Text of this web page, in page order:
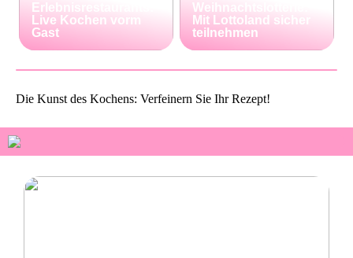
Erlebnisrestaurants:
Live Kochen vorm
Gast
Weihnachtslotterie:
Mit Lottoland sicher
teilnehmen
Die Kunst des Kochens: Verfeinern Sie Ihr Rezept!